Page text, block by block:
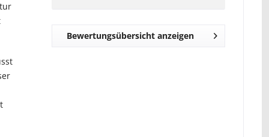
Bewertungsübersicht anzeigen